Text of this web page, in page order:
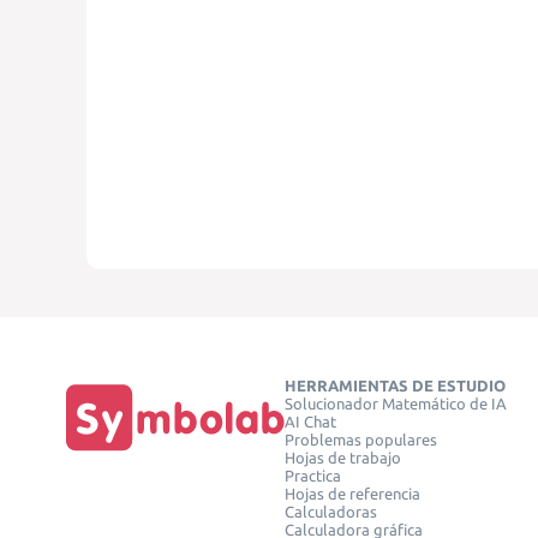
HERRAMIENTAS DE ESTUDIO
Solucionador Matemático de IA
AI Chat
Problemas populares
Hojas de trabajo
Practica
Hojas de referencia
Calculadoras
Calculadora gráfica